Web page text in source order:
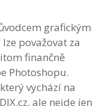
grafickým
považovat za
finančně
Photoshopu.
vychází na
ale nejde jen